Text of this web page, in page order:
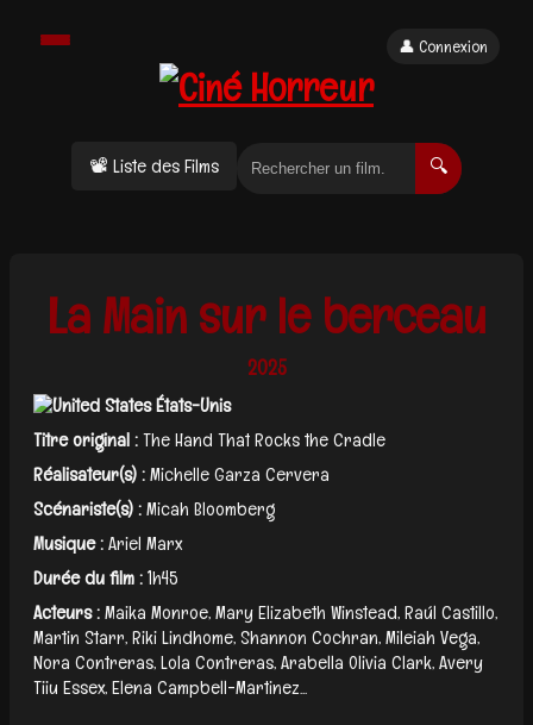
📽 Liste des Films 🔍
👤 Connexion
La Main sur le berceau
2025
États-Unis
Titre original :The Hand That Rocks the Cradle
Réalisateur(s) :Michelle Garza Cervera
Scénariste(s) :Micah Bloomberg
Musique :Ariel Marx
Durée du film :1h45
Acteurs :Maika Monroe, Mary Elizabeth Winstead, Raúl Castillo,
Martin Starr, Riki Lindhome, Shannon Cochran, Mileiah Vega,
Nora Contreras, Lola Contreras, Arabella Olivia Clark, Avery
Tiiu Essex, Elena Campbell-Martinez...